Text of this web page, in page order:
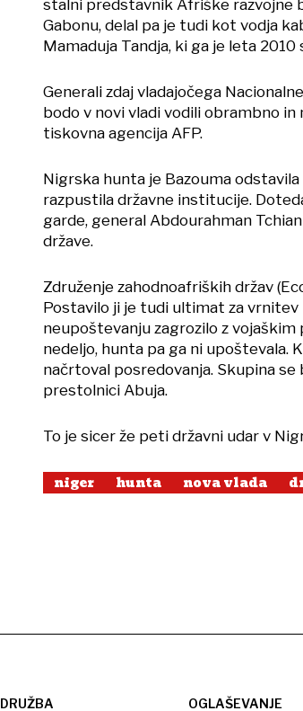
stalni predstavnik Afriške razvojne
Gabonu, delal pa je tudi kot vodja
Mamaduja Tandja, ki ga je leta
Generali zdaj vladajočega
bodo v novi vladi vodili obrambno
tiskovna agencija AFP.
Nigrska hunta je Bazouma
razpustila državne institucije.
garde, general Abdourahman
države.
Združenje zahodnoafriških držav
Postavilo ji je tudi ultimat za
neupoštevanju zagrozilo z
nedeljo, hunta pa ga ni upoštevala.
načrtoval posredovanja. Skupina
prestolnici Abuja.
To je sicer že peti državni udar v
niger hunta nova vlada
DRUŽBA OGLAŠEVANJE